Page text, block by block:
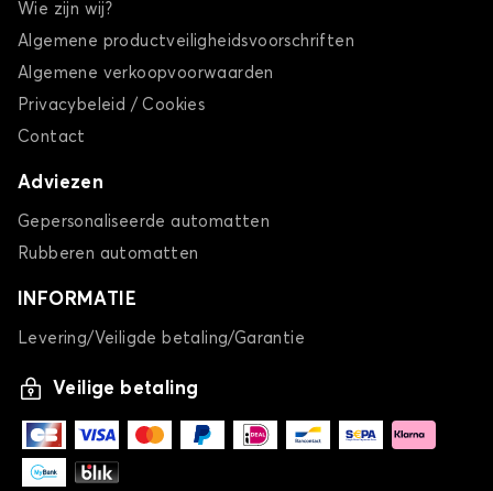
Wie zijn wij?
Algemene productveiligheidsvoorschriften
Algemene verkoopvoorwaarden
Privacybeleid / Cookies
Contact
Adviezen
Gepersonaliseerde automatten
Rubberen automatten
INFORMATIE
Levering/Veiligde betaling/Garantie
Veilige betaling